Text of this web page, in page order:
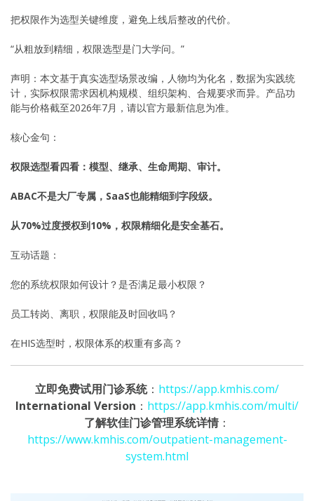
把权限作为选型关键维度，避免上线后整改的代价。
“从粗放到精细，权限选型是门大学问。”
声明：本文基于真实选型场景改编，人物均为化名，数据为实践统
计，实际权限需求因机构规模、组织架构、合规要求而异。产品功
能与价格截至2026年7月，请以官方最新信息为准。
核心金句：
权限选型看四看：模型、继承、生命周期、审计。
ABAC不是大厂专属，SaaS也能精细到字段级。
从70%过度授权到10%，权限精细化是安全基石。
互动话题：
您的系统权限如何设计？是否满足最小权限？
员工转岗、离职，权限能及时回收吗？
在HIS选型时，权限体系的权重有多高？
立即免费试用门诊系统： https://app.kmhis.com/
International Version ： https://app.kmhis.com/multi/
了解软佳门诊管理系统详情：
https://www.kmhis.com/outpatient-management-
system.html